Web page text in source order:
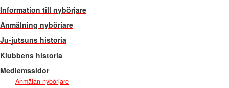
Information till nybörjare
Anmälning nybörjare
Ju-jutsuns historia
Klubbens historia
Medlemssidor
Anmälan nybörjare